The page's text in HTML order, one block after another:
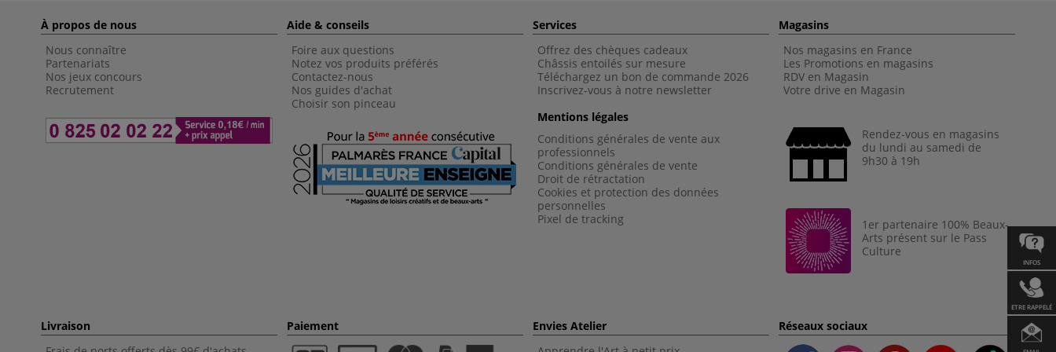
INFOS
ETRE RAPPELÉ
À propos de nous
Nous connaître
Partenariats
Nos jeux concours
Recrutement
Aide & conseils
Foire aux questions
Notez vos produits préférés
Contactez-nous
Nos guides d'achat
Choisir son pinceau
Services
Offrez des chèques cadeaux
Châssis entoilés sur mesure
Téléchargez un bon de commande 2026
Inscrivez-vous à notre newsletter
Mentions légales
Conditions générales de vente aux
professionnels
Conditions générales de vente
Droit de rétractation
Cookies et protection des données
personnelles
Pixel de tracking
Magasins
Nos magasins en France
Les Promotions en magasins
RDV en Magasin
Votre drive en Magasin
Rendez-vous en magasins
du lundi au samedi de
9h30 à 19h
1er partenaire 100% Beaux-
Arts présent sur le Pass
Culture
Livraison
Paiement
Envies Atelier
Réseaux sociaux